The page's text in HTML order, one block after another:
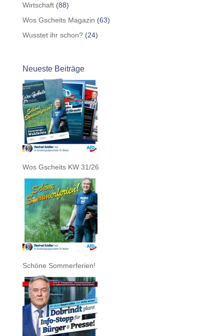
Wirtschaft(88)
Wos Gscheits Magazin (63)
Wusstet ihr schon?(24)
Neueste Beiträge
Wos Gscheits KW 31/26
Schöne Sommerferien!